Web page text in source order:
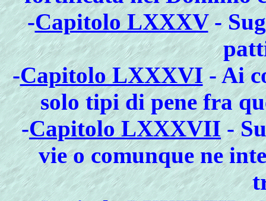
-Capitolo LXXXV-
-Capitolo LXXXVI- Ai
solo tipi di pene fra
-Capitolo LXXXVII-
vie o comunque ne